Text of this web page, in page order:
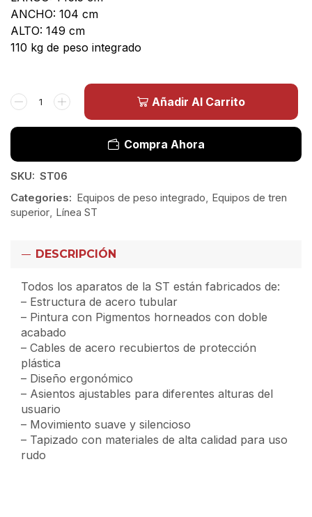
ANCHO: 104 cm
ALTO: 149 cm
110 kg de peso integrado
Añadir Al Carrito
Compra Ahora
SKU: ST06
Categories: Equipos de peso integrado, Equipos de tren
superior, Línea ST
DESCRIPCIÓN
Todos los aparatos de la ST están fabricados de:
– Estructura de acero tubular
– Pintura con Pigmentos horneados con doble
acabado
– Cables de acero recubiertos de protección
plástica
– Diseño ergonómico
– Asientos ajustables para diferentes alturas del
usuario
– Movimiento suave y silencioso
– Tapizado con materiales de alta calidad para uso
rudo